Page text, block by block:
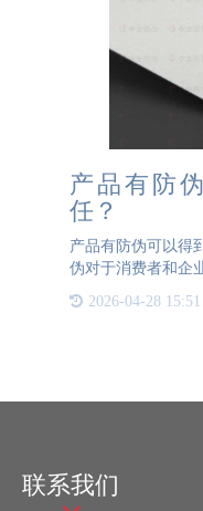
产品有防
任？
产品有防伪可以得
伪对于消费者和企
能够有效保护消费
2026-04-28 15:51
联系我们